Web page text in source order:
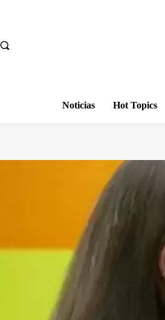
Noticias Hot Topics